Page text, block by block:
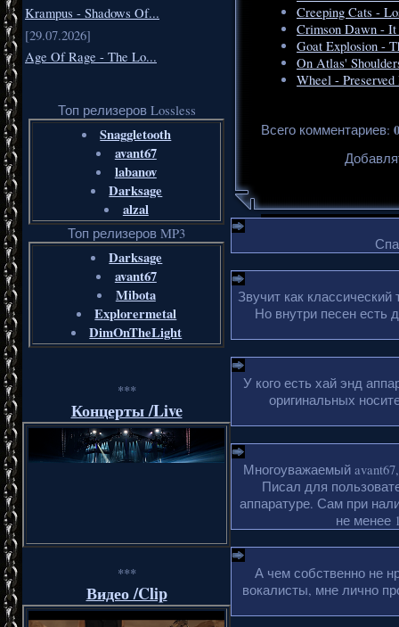
Krampus - Shadows Of...
[29.07.2026]
Age Of Rage - The Lo...
Топ релизеров Lossless
Snaggletooth
avant67
labanov
Darksage
alzal
Топ релизеров MP3
Darksage
avant67
Mibota
Explorermetal
DimOnTheLight
***
Концерты /Live
***
Видео /Clip
Creeping Cats -
Crimson Dawn - It
Goat Explosion -
On Atlas'
Wheel -
Всего комментариев: 0
Звучит как
Но внутри песен есть
У кого есть хай энд
оригинальных
Многоуважаемый
Писал для
аппаратуре. Сам при
не менее
А чем собственно не
вокалисты, мне лично